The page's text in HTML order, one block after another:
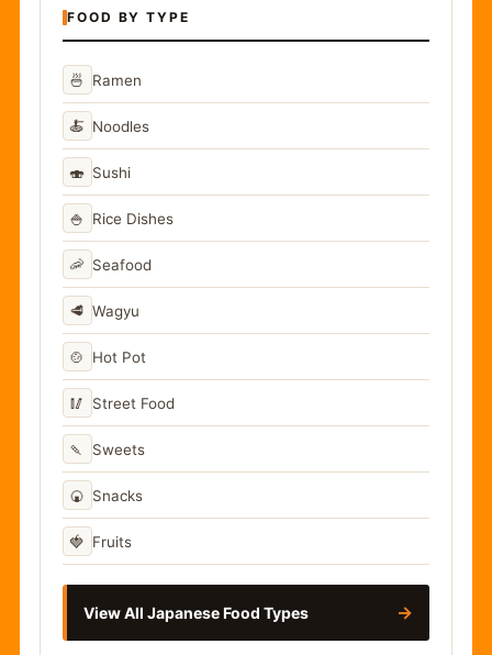
FOOD BY TYPE
🍜 Ramen
🍝 Noodles
🍣 Sushi
🍚 Rice Dishes
🦐 Seafood
🥩 Wagyu
🍲 Hot Pot
🥢 Street Food
🍡 Sweets
🍘 Snacks
🍓 Fruits
View All Japanese Food Types →